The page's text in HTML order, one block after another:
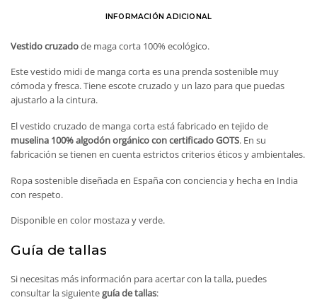
INFORMACIÓN ADICIONAL
Vestido cruzadode maga corta 100% ecológico.
Este vestido midi de manga corta es una prenda sostenible muy
cómoda y fresca. Tiene escote cruzado y un lazo para que puedas
ajustarlo a la cintura.
El vestido cruzado de manga corta está fabricado en tejido de
muselina 100% algodón orgánico con certificado GOTS. En su
fabricación se tienen en cuenta estrictos criterios éticos y ambientales.
Ropa sostenible diseñada en España con conciencia y hecha en India
con respeto.
Disponible en color mostaza y verde.
Guía de tallas
Si necesitas más información para acertar con la talla, puedes
consultar la siguienteguía de tallas: